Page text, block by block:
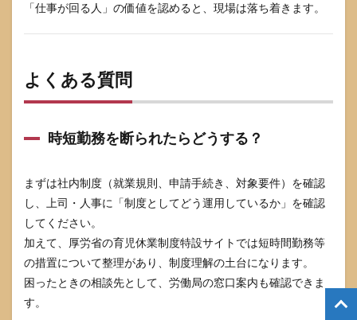
「仕事が回る人」の価値を認めると、現場は落ち着きます。
よくある質問
時短勤務を断られたらどうする？
まずは社内制度（就業規則、申請手続き、対象要件）を確認
し、上司・人事に「制度としてどう運用しているか」を確認
してください。
加えて、厚労省の育児休業制度特設サイトでは短時間勤務等
の措置について整理があり、制度理解の土台になります。
困ったときの相談先として、労働局の窓口案内も確認できま
す。